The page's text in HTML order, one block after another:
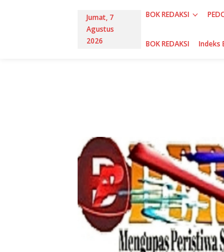
Jumat, 7
Agustus
2026
BOK REDAKSI
BOK REDAKSI Indeks